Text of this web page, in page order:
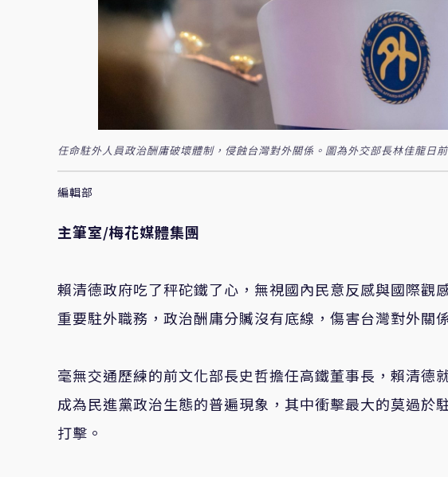
任命駐外人員政治酬庸破壞體制，侵蝕台灣對外關係。圖為外交部長林佳龍日
編輯部
主筆室/梅花媒體集團
賴清德政府吃了秤砣鐵了心，無視國內民意反感與國際觀
重要駐外職務，政治酬庸分贓沒有底線，傷害台灣對外關
毫無交通歷練的前文化部長史哲擔任高鐵董事長，賴清德
成為民進黨政治生態的普遍現象，其中衝擊最大的莫過於
打擊。